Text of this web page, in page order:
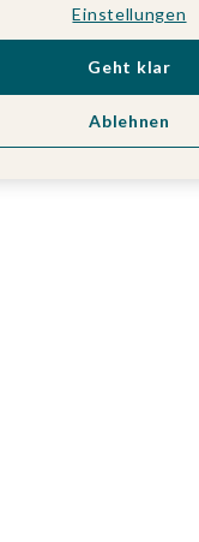
Einstellungen
Ablehnen
Geht klar